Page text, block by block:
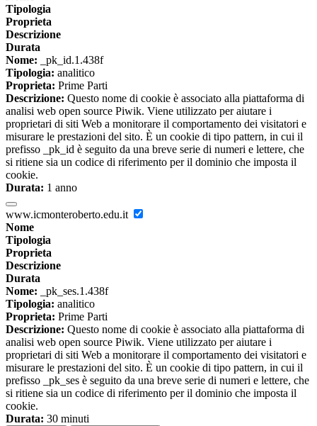
Tipologia
Proprieta
Descrizione
Durata
Nome: _pk_id.1.438f
Tipologia: analitico
Proprieta: Prime Parti
Descrizione: Questo nome di cookie è associato alla piattaforma di
analisi web open source Piwik. Viene utilizzato per aiutare i
proprietari di siti Web a monitorare il comportamento dei visitatori e
misurare le prestazioni del sito. È un cookie di tipo pattern, in cui il
prefisso _pk_id è seguito da una breve serie di numeri e lettere, che
si ritiene sia un codice di riferimento per il dominio che imposta il
cookie.
Durata: 1 anno
www.icmonteroberto.edu.it
Nome
Tipologia
Proprieta
Descrizione
Durata
Nome: _pk_ses.1.438f
Tipologia: analitico
Proprieta: Prime Parti
Descrizione: Questo nome di cookie è associato alla piattaforma di
analisi web open source Piwik. Viene utilizzato per aiutare i
proprietari di siti Web a monitorare il comportamento dei visitatori e
misurare le prestazioni del sito. È un cookie di tipo pattern, in cui il
prefisso _pk_ses è seguito da una breve serie di numeri e lettere, che
si ritiene sia un codice di riferimento per il dominio che imposta il
cookie.
Durata: 30 minuti